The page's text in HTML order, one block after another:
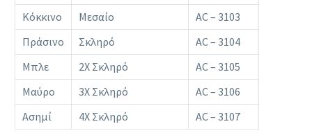
Κόκκινο
Μεσαίο
AC – 3103
Πράσινο
Σκληρό
AC – 3104
Μπλε
2X Σκληρό
AC – 3105
Μαύρο
3X Σκληρό
AC – 3106
Ασημί
4X Σκληρό AC – 3107